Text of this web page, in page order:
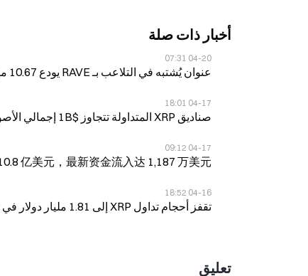
أخبار ذات صلة
04-20 07:31
عنوان يُشتبه في التلاعب بـ RAVE يودع 10.67 مليون دولار في أكبر CEX في أحدث عملية تحويل
04-17 18:01
صناديق XRP المتداولة تتجاوز $1B إجمالي الأصول الصافية مع تدفقات مؤسسية قوية
04-17 09:12
亿美元，最新资金流入达 1,187 万美元
04-16 18:52
تقفز أحجام تداول XRP إلى 1.81 مليار دولار في جلسة واحدة، وتبقى فوق 1.43
تعليق